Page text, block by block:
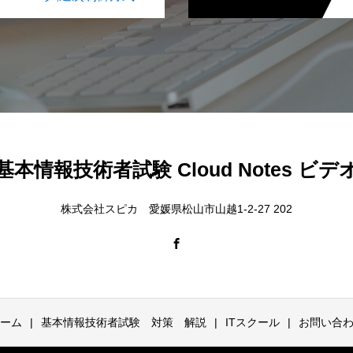
本情報技術者試験 Cloud Notes ビデ
株式会社スピカ 愛媛県松山市山越1-2-27 202
ム 基本情報技術者試験 対策 解説 ITスクール お問い合